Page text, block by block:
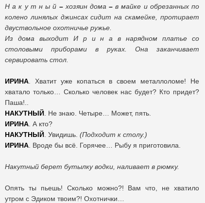
Н а к у т н ы й – хозяин дома –в майке и обрезанных по
колено линялых джинсах сидит на скамейке, протирает
двуствольное охотничье ружье.
Из дома выходит И р и н а в нарядном платье со
столовыми приборами в руках. Она заканчивает
сервировать стол.
ИРИНА . Хватит уже копаться в своем металлоломе! Не
хватало только… Сколько человек нас будет? Кто придет?
Паша!..
НАКУТНЫЙ . Не знаю. Четыре… Может, пять.
ИРИНА . А кто?
НАКУТНЫЙ . Увидишь. (Подходит к столу.)
ИРИНА . Вроде бы всё. Горячее… Рыбу я приготовила.
Накутный берет бутылку водки, наливает в рюмку.
Опять ты пьешь! Сколько можно?! Вам что, не хватило
утром с Эдиком твоим?! Охотнички…